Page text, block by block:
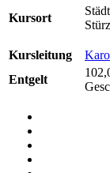
Kursort
Kursleitung
Entgelt